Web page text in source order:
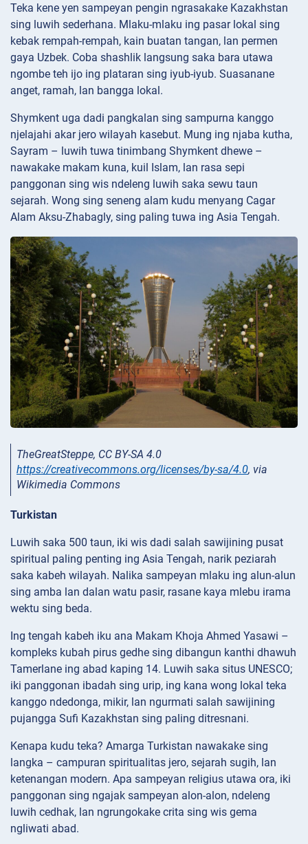
Teka kene yen sampeyan pengin ngrasakake Kazakhstan
sing luwih sederhana. Mlaku-mlaku ing pasar lokal sing
kebak rempah-rempah, kain buatan tangan, lan permen
gaya Uzbek. Coba shashlik langsung saka bara utawa
ngombe teh ijo ing plataran sing iyub-iyub. Suasanane
anget, ramah, lan bangga lokal.
Shymkent uga dadi pangkalan sing sampurna kanggo
njelajahi akar jero wilayah kasebut. Mung ing njaba kutha,
Sayram – luwih tuwa tinimbang Shymkent dhewe –
nawakake makam kuna, kuil Islam, lan rasa sepi
panggonan sing wis ndeleng luwih saka sewu taun
sejarah. Wong sing seneng alam kudu menyang Cagar
Alam Aksu-Zhabagly, sing paling tuwa ing Asia Tengah.
TheGreatSteppe, CC BY-SA 4.0
https://creativecommons.org/licenses/by-sa/4.0, via
Wikimedia Commons
Turkistan
Luwih saka 500 taun, iki wis dadi salah sawijining pusat
spiritual paling penting ing Asia Tengah, narik peziarah
saka kabeh wilayah. Nalika sampeyan mlaku ing alun-alun
sing amba lan dalan watu pasir, rasane kaya mlebu irama
wektu sing beda.
Ing tengah kabeh iku ana Makam Khoja Ahmed Yasawi –
kompleks kubah pirus gedhe sing dibangun kanthi dhawuh
Tamerlane ing abad kaping 14. Luwih saka situs UNESCO;
iki panggonan ibadah sing urip, ing kana wong lokal teka
kanggo ndedonga, mikir, lan ngurmati salah sawijining
pujangga Sufi Kazakhstan sing paling ditresnani.
Kenapa kudu teka? Amarga Turkistan nawakake sing
langka – campuran spiritualitas jero, sejarah sugih, lan
ketenangan modern. Apa sampeyan religius utawa ora, iki
panggonan sing ngajak sampeyan alon-alon, ndeleng
luwih cedhak, lan ngrungokake crita sing wis gema
ngliwati abad.